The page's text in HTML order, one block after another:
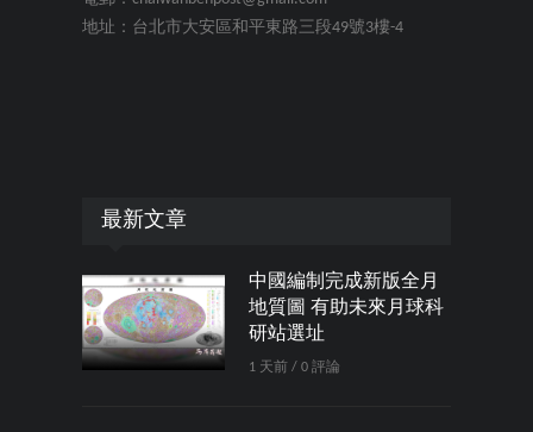
地址：台北市大安區和平東路三段49號3樓-4
最新文章
中國編制完成新版全月
地質圖 有助未來月球科
研站選址
1 天前 / 0 評論